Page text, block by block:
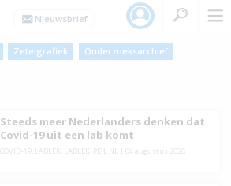
Zetelgrafiek Onderzoeksarchief
Steeds meer Nederlanders denken dat
Covid-19 uit een lab komt
COVID-19, LABLEK LABLEK PEIL.NL 04 augustus 2026